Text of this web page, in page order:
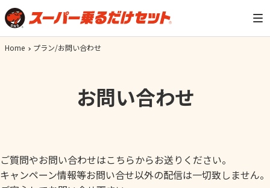
Home プラン/お問い合わせ
お問い合わせ
ご質問やお問い合わせはこちらからお送りください。
キャンペーン情報等お問い合せ以外の配信は一切致しません。